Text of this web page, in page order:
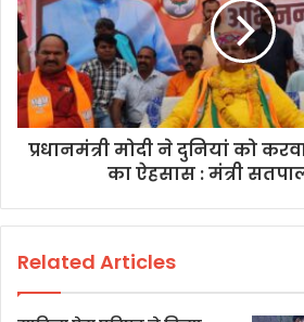
प्रधानमंत्री मोदी ने दुनियां को
का ऐहसास : मंत्री
Related Articles